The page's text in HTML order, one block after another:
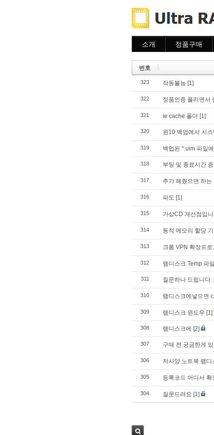
소개 정품구매
이용안내
번호
323 작동불능 [1]
322 정품인증 풀리면서
321 ie cache 폴더 [1]
320 윈10 백업에서 시
319 백업된 *.uim 파일
318 부팅 및 종료시간 증
317 추가 해줬으면 하
316 파도 [1]
315 가상CD 개선점입
314 동적 메모리 할당
313 크롬 VPN 확장프로
312 램디스크 Temp 파일
311 질문하나 드립니다.
310 램디스크에넣으면
309 램디스크 윈도우 [1]
308 램디스크에 [2]
307 구매 전 궁금한게
306 저사양 노트북 램
305 등록코드 어디서 확
304 질문드려요 [1]